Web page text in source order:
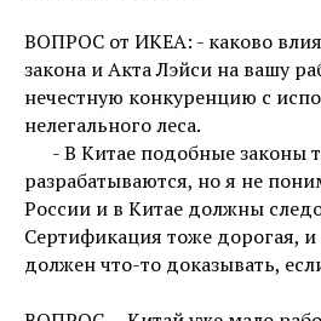
ВОПРОС от ИКЕА: - каково
закона и Акта Лэйси на вашу
нечестную конкуренцию с
нелегального леса.
- В Китае подобные законы
разрабатываются, но я не
России и в Китае должны
Сертификация тоже дорогая,
должен что-то доказывать,